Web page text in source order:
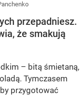
przepadniesz.
że smakują
– bitą śmietaną,
Tymczasem
przygotować